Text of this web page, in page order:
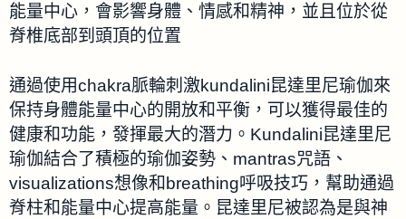
能量中心，會影響身體、情感和精神，並且位於從
脊椎底部到頭頂的位置
通過使用chakra脈輪刺激kundalini昆達里尼瑜伽來
保持身體能量中心的開放和平衡，可以獲得最佳的
健康和功能，發揮最大的潛力。Kundalini昆達里尼
瑜伽結合了積極的瑜伽姿勢、mantras咒語、
visualizations想像和breathing呼吸技巧，幫助通過
脊柱和能量中心提高能量。昆達里尼被認為是與神